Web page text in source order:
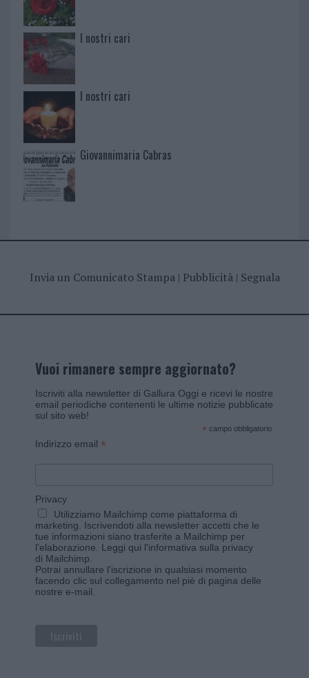
I nostri cari
I nostri cari
Giovannimaria Cabras
Invia un Comunicato Stampa| Pubblicità| Segnala
Vuoi rimanere sempre aggiornato?
Iscriviti alla newsletter di Gallura Oggi e ricevi le nostre
email periodiche contenenti le ultime notizie pubblicate
sul sito web!
* campo obbligatorio
Indirizzo email *
Privacy
Utilizziamo Mailchimp come piattaforma di
marketing. Iscrivendoti alla newsletter accetti che le
tue informazioni siano trasferite a Mailchimp per
l'elaborazione. Leggi qui l'informativa sulla privacy
di Mailchimp
Potrai annullare l'iscrizione in qualsiasi momento
facendo clic sul collegamento nel piè di pagina delle
nostre e-mail.